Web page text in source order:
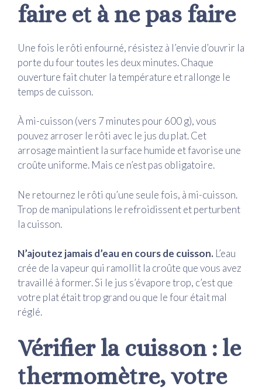
faire et à ne pas faire
Une fois le rôti enfourné, résistez à l’envie d’ouvrir la
porte du four toutes les deux minutes. Chaque
ouverture fait chuter la température et rallonge le
temps de cuisson.
À mi-cuisson (vers 7 minutes pour 600 g), vous
pouvez arroser le rôti avec le jus du plat. Cet
arrosage maintient la surface humide et favorise une
croûte uniforme. Mais ce n’est pas obligatoire.
Ne retournez le rôti qu’une seule fois, à mi-cuisson.
Trop de manipulations le refroidissent et perturbent
la cuisson.
N’ajoutez jamais d’eau en cours de cuisson. L’eau
crée de la vapeur qui ramollit la croûte que vous avez
travaillé à former. Si le jus s’évapore trop, c’est que
votre plat était trop grand ou que le four était mal
réglé.
Vérifier la cuisson : le
thermomètre, votre